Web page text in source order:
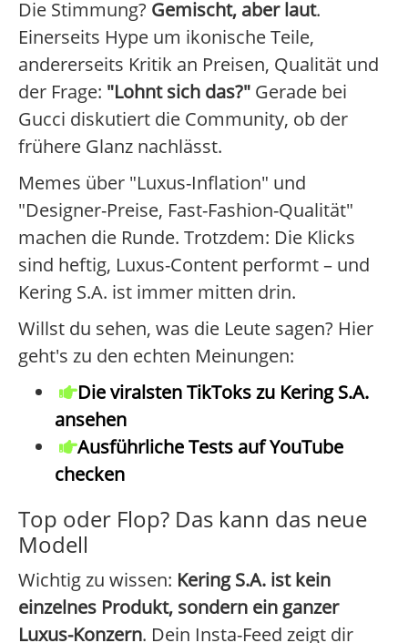
Die Stimmung? Gemischt, aber laut.
Einerseits Hype um ikonische Teile,
andererseits Kritik an Preisen, Qualität und
der Frage: "Lohnt sich das?" Gerade bei
Gucci diskutiert die Community, ob der
frühere Glanz nachlässt.
Memes über "Luxus-Inflation" und
"Designer-Preise, Fast-Fashion-Qualität"
machen die Runde. Trotzdem: Die Klicks
sind heftig, Luxus-Content performt – und
Kering S.A. ist immer mitten drin.
Willst du sehen, was die Leute sagen? Hier
geht's zu den echten Meinungen:
Die viralsten TikToks zu Kering S.A.
ansehen
Ausführliche Tests auf YouTube
checken
Top oder Flop? Das kann das neue
Modell
Wichtig zu wissen: Kering S.A. ist kein
einzelnes Produkt, sondern ein ganzer
Luxus-Konzern. Dein Insta-Feed zeigt dir